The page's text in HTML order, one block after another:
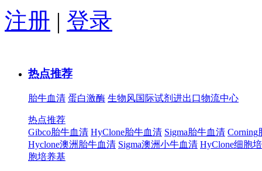
注册 | 登录
热点推荐
胎牛血清 蛋白激酶 生物风国际试剂进出口物流中心
热点推荐
Gibco胎牛血清 HyClone胎牛血清 Sigma胎牛血清 Corning
Hyclone澳洲胎牛血清 Sigma澳洲小牛血清 HyClone细胞
胞培养基